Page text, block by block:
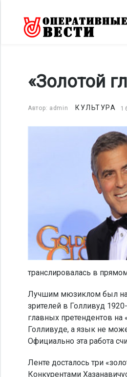
«Золотой
Автор: admin КУЛЬТУРА
транслировалась в
Лучшим мюзиклом был
зрителей в Голливуд
главных претендентов на
Голливуде, а язык не
Официально эта работа
Ленте досталось три
Конкурентами